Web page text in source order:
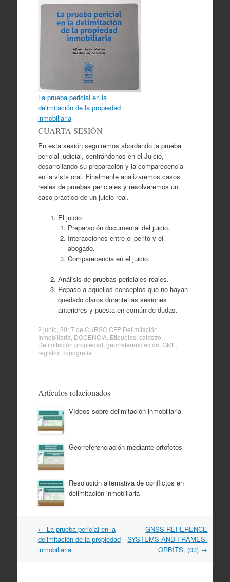
La prueba pericial en la
delimitación de la propiedad
inmobiliaria
CUARTA SESIÓN
En esta sesión seguiremos abordando la prueba
pericial judicial, centrándonos en el Juicio,
desarrollando su preparación y la comparecencia
en la vista oral. Finalmente analizaremos casos
reales de pruebas periciales y resolveremos un
caso práctico de un juicio real.
El juicio
Preparación documental del juicio.
Interacciones entre el perito y el
abogado.
Comparecencia en el juicio.
Análisis de pruebas periciales reales.
Repaso a aquellos conceptos que no hayan
quedado claros durante las sesiones
anteriores y puesta en común de dudas.
2 junio, 2017 de CURSO CFP Delimitación
Inmobiliaria DOCENCIA. Etiquetas:catastro
Delimitación propiedad georreferenciación GML
registro Topografía
Artículos relacionados
Vídeos sobre delimitación inmobiliaria
Georreferenciación mediante ortofotos
Resolución alternativa de conflictos en
delimitación inmobiliaria
Navegación
por
artículos
← La prueba pericial en la
delimitación de la propiedad
inmobiliaria.
GNSS REFERENCE
SYSTEMS AND FRAMES.
ORBITS. (03) →